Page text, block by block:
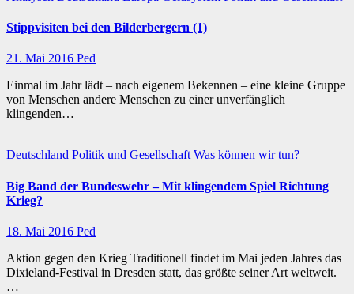
Stippvisiten bei den Bilderbergern (1)
21. Mai 2016 Ped
Einmal im Jahr lädt – nach eigenem Bekennen – eine kleine Gruppe
von Menschen andere Menschen zu einer unverfänglich
klingenden…
Deutschland Politik und GesellschaftWas können wir tun?
Big Band der Bundeswehr – Mit klingendem Spiel Richtung
Krieg?
18. Mai 2016 Ped
Aktion gegen den Krieg Traditionell findet im Mai jeden Jahres das
Dixieland-Festival in Dresden statt, das größte seiner Art weltweit.
…